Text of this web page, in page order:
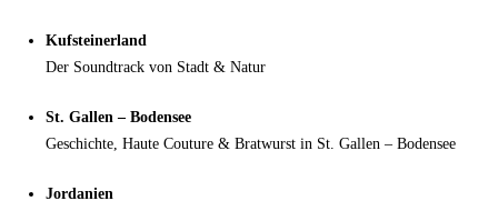
Kufsteinerland
Der Soundtrack von Stadt & Natur
St. Gallen – Bodensee
Geschichte, Haute Couture & Bratwurst in St. Gallen – Bodensee
Jordanien